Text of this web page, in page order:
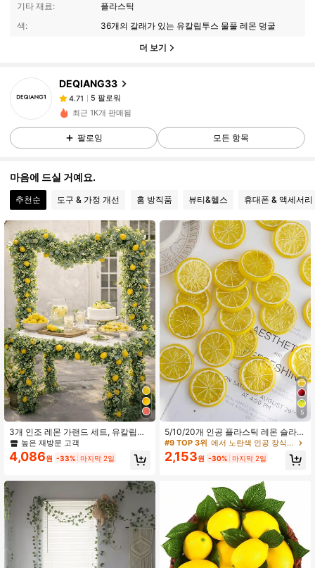
기타 재료:
플라스틱
색:
36개의 갈래가 있는 유칼립투스 물풀 레몬 덩굴
더 보기
DEQIANG33
4.71
5 팔로워
r***0다음하루 전에
4.71
5 팔로워
4.71 5 팔로워
최근 1K개 판매됨
팔로잉 모든 항목
마음에 드실 거예요.
추천순 도구 & 가정 개선 홈 방직품 뷰티&헬스 휴대폰 & 액세서리
3개 인조 레몬 가랜드 세트, 유칼립투
스 잎이 있는 레몬 가랜드, 인조 레몬
과일 덩굴, 여름 장식, 실내 장식, 홈 데
코, 침실 장식, 야외 장식, 주방 장식,
높은 재방문 고객
4,086원 -33% 마지막 2일
5
5/10/20개 인공 플라스틱 레몬 슬라이
스, 봄 결혼식, 어머니 날, 발렌타인 데
이, 꽃병 장식, 가정, 식당, 침실 장식,
휴일 생일 파티, 야외 정원 장식, 졸업
#9 TOP 3위 에서 노란색 인공 장식&인공 장식
2,153원 -30% 마지막 2일